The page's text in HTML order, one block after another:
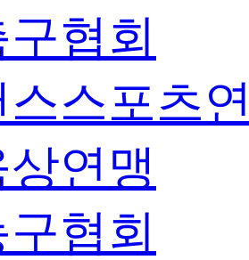
구협회
스스포츠
상연맹
구협회